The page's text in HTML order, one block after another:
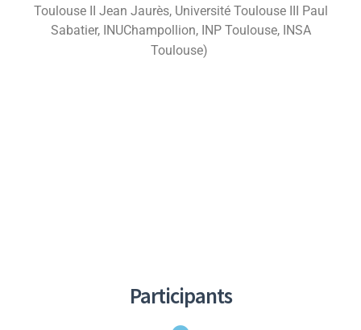
Toulouse II Jean Jaurès, Université Toulouse III Paul
Sabatier, INUChampollion, INP Toulouse, INSA
Toulouse)
Participants